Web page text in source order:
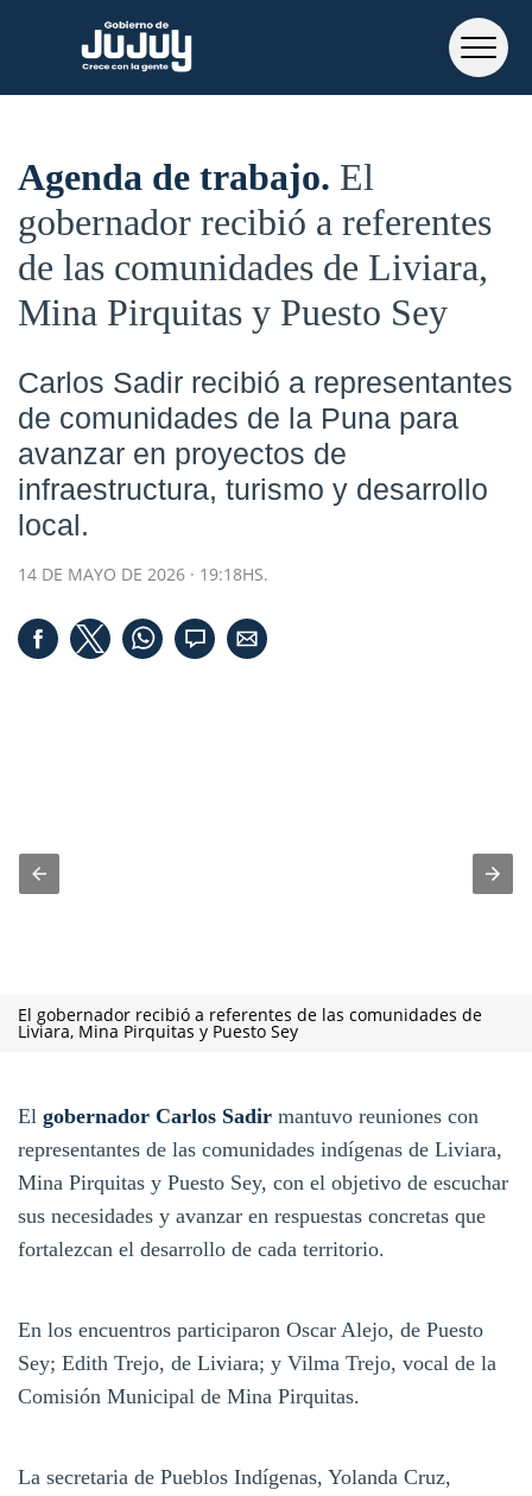
Agenda de trabajo El
gobernador recibió a referentes
de las comunidades de Liviara,
Mina Pirquitas y Puesto Sey
Carlos Sadir recibió a representantes
de comunidades de la Puna para
avanzar en proyectos de
infraestructura, turismo y desarrollo
local.
14 DE MAYO DE 2026 · 19:18HS.
El gobernador recibió a referentes de las comunidades de
Liviara, Mina Pirquitas y Puesto Sey
El gobernador Carlos Sadir mantuvo reuniones con
representantes de las comunidades indígenas de Liviara,
Mina Pirquitas y Puesto Sey, con el objetivo de escuchar
sus necesidades y avanzar en respuestas concretas que
fortalezcan el desarrollo de cada territorio.
En los encuentros participaron Oscar Alejo, de Puesto
Sey; Edith Trejo, de Liviara; y Vilma Trejo, vocal de la
Comisión Municipal de Mina Pirquitas.
La secretaria de Pueblos Indígenas, Yolanda Cruz,